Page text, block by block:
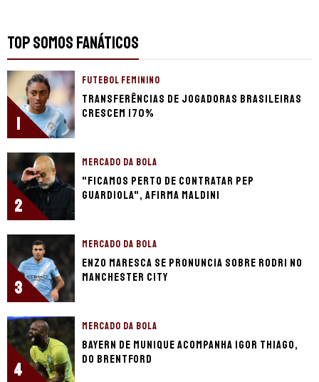
TOP SOMOS FANÁTICOS
1
FUTEBOL FEMININO
Transferências de jogadoras brasileiras
crescem 170%
2
MERCADO DA BOLA
"Ficamos perto de contratar Pep
Guardiola", afirma Maldini
3
MERCADO DA BOLA
Enzo Maresca se pronuncia sobre Rodri no
Manchester City
4
MERCADO DA BOLA
Bayern de Munique acompanha Igor Thiago,
do Brentford